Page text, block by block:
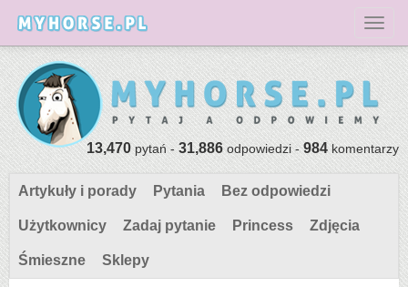
13,470pytań -31,886odpowiedzi -984komentarzy
Artykuły i porady Pytania Bez odpowiedzi
Użytkownicy Zadaj pytanie Princess Zdjęcia
Śmieszne Sklepy